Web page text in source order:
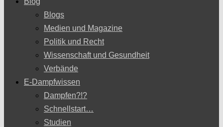
Blogs
Medien und Magazine
Politik und Recht
Wissenschaft und Gesundheit
Verbände
E-Dampfwissen
Dampfen?!?
Schnellstart…
Studien